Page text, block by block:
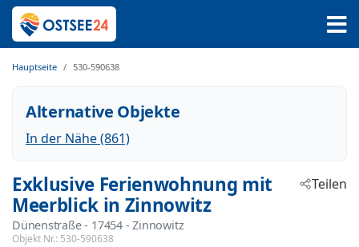
Hauptseite 530-590638
Alternative Objekte
In der Nähe (861)
Exklusive Ferienwohnung mit
Meerblick in Zinnowitz
Dünenstraße - 17454 - Zinnowitz
Objekt Nr.: 530-590638
Teilen